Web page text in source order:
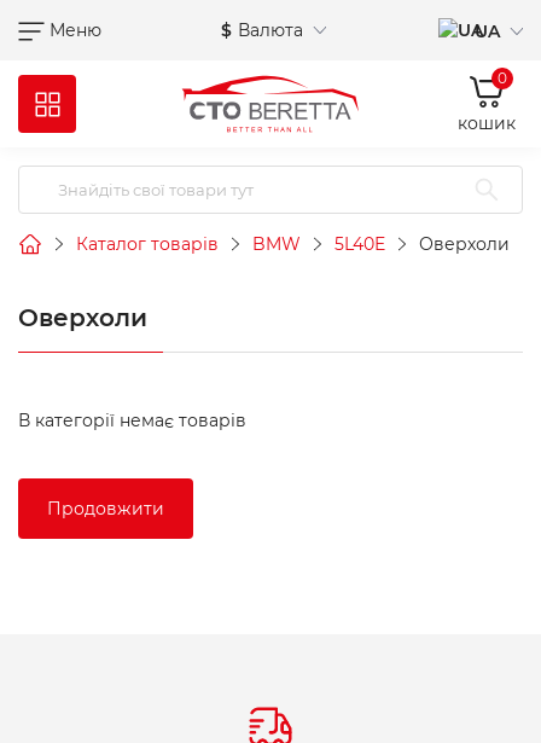
Меню $ Валюта UA
0
кошик
Каталог товарів BMW 5L40E Оверхоли
Оверхоли
В категорії немає товарів
Продовжити